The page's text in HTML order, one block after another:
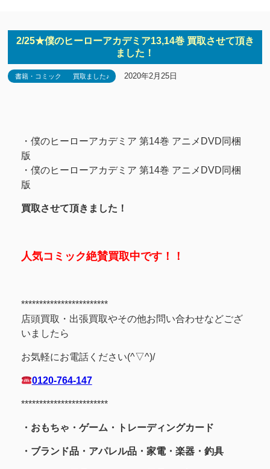
2/25★僕のヒーローアカデミア13,14巻 買取させて頂き
ました！
書籍・コミック 買取ました♪ 2020年2月25日
・僕のヒーローアカデミア 第14巻 アニメDVD同梱
版
・僕のヒーローアカデミア 第14巻 アニメDVD同梱
版
買取させて頂きました！
人気コミック絶賛買取中です！！
************************
店頭買取・出張買取やその他お問い合わせなどござ
いましたら
お気軽にお電話ください(^▽^)/
0120-764-147
************************
・おもちゃ・ゲーム・トレーディングカード
・ブランド品・アパレル品・家電・楽器・釣具